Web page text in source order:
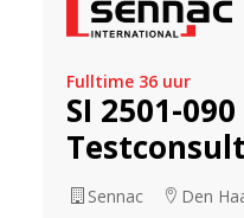
Fulltime 36 uur
SI 2501-
Sennac Den